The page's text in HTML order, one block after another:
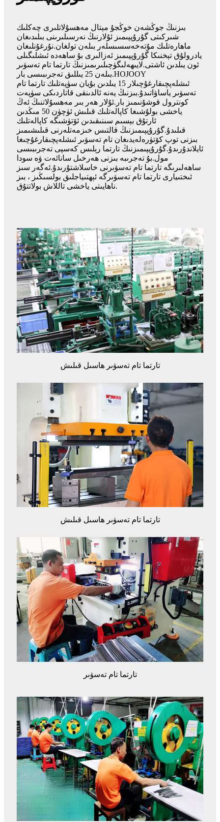
بىزنىڭ جوڭشەن خوڭجۇ مېتال مەھسۇلاتلىرى چەكلىك
شىركىتى گۇرۇپپىمىز ئۇلارنىڭ نەرسىلىرىنى بىلىدىغان
ماھارەتلىك مۇتەخەسسىسلەر بىلەن تولغان.نۇرغۇنلىغان
يادرولۇق تېخنىكا گۇرۇپپىمىز ئەزالىرى بۇ ساھەدە ئىشلىگىلى
ئون يىلدىن ئاشتى.لايىھەلىگۈچىلىرىمىزنىڭ تارتما تام تەسۋىر
بىلەن 25 يىللىق تەجرىبىسى بار.HOJOOY
ئىشلەپچىقارغۇچىلار 15 يىلدىن بۇيان سۈپەتلىك تارتما تام
تەسۋىر ياساۋاتىدۇ.بىزنىڭ يەنە ئالدىنقى قاتاردىكى سۈپەت
كونترول قوشۇنىمىز بار.ئۇلار ھەر بىر مەھسۇلاتنىڭ ئەڭ
ياخشى بولۇشىغا كاپالەتلىك قىلىش ئۈچۈن 50 مىڭدىن
ئارتۇق بېسىم سىنىقىدىن ئۆتۈشىگە كاپالەتلىك
قىلىدۇ.گۇرۇپپىمىزنىڭ قالتىس خىزمەتلەرنى قىلىشىمىز
بىزنى توپ كۆتۈرەلەيدىغان تام تەسۋىر ئىشلەپچىقارغۇچىغا
ئايلاندۇرىدۇ.گۇرۇپپىمىزنىڭ تارتما رېلىس كەسپى تەجرىبىسى
مول.بۇ تەجرىبە بىزنى ھەرخىل سانائەت ۋە سودا
ساھەلىرىگە تارتما تام تەسۋىرنى خاسلاشتۇرىدۇ.ئەگەر سىز
ئىختىيارى تارتما تام تەسۋىرگە ئېھتىياجلىق بولسىڭىز ، بىز
ناھايىتى ياخشى تاللاش بولاتتۇق.
تارتما تام تەسۋىر ھاسىل قىلىش
تارتما تام تەسۋىر ھاسىل قىلىش
تارتما تام تەسۋىر